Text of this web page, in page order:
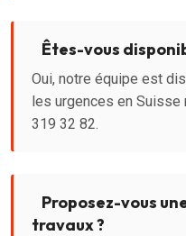
Êtes-vous
Oui, notre équipe est
les urgences en Suisse
319 32 82.
Proposez-vous
travaux ?